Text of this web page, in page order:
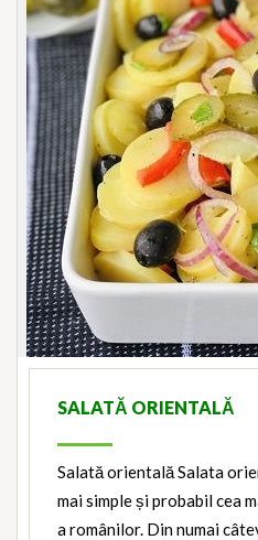
SALATĂ ORIENTALĂ
Salată orientală Salata
mai simple și probabil cea
a românilor. Din numai